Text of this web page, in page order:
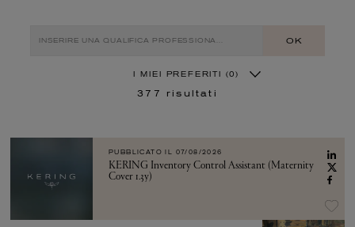
OK
I MIEI PREFERITI (0)
377 risultati
PUBBLICATO IL 07/08/2026
KERING Inventory Control Assistant (Maternity
Cover 1.3y)